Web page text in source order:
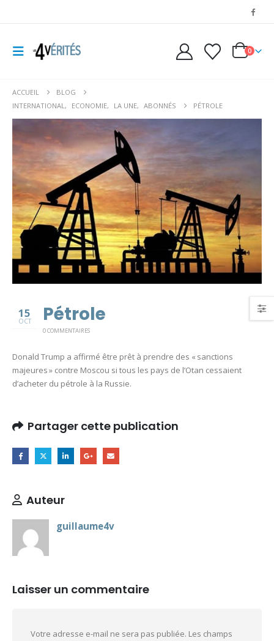
0
ACCUEIL
BLOG
INTERNATIONAL, ECONOMIE, LA UNE, ABONNÉS PÉTROLE
15
OCT Pétrole
0 COMMENTAIRES
Donald Trump a affirmé être prêt à prendre des « sanctions
majeures » contre Moscou si tous les pays de l’Otan cessaient
d’acheter du pétrole à la Russie.
Partager cette publication
Auteur
guillaume4v
Laisser un commentaire
Votre adresse e-mail ne sera pas publiée. Les champs